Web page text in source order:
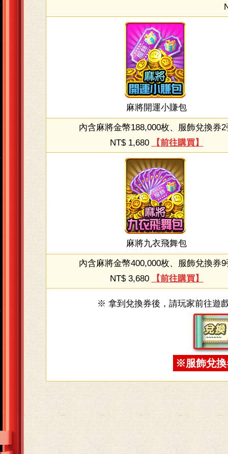
麻將開運小賺包
內含麻將金幣188,000枚、服飾兌換券2
NT$ 1,680
【前往購買】
麻將九衣飛舞包
內含麻將金幣400,000枚、服飾兌換券9
NT$ 3,680
【前往購買】
※ 拿到兌換券後，請玩家前往遊
※服飾兌換